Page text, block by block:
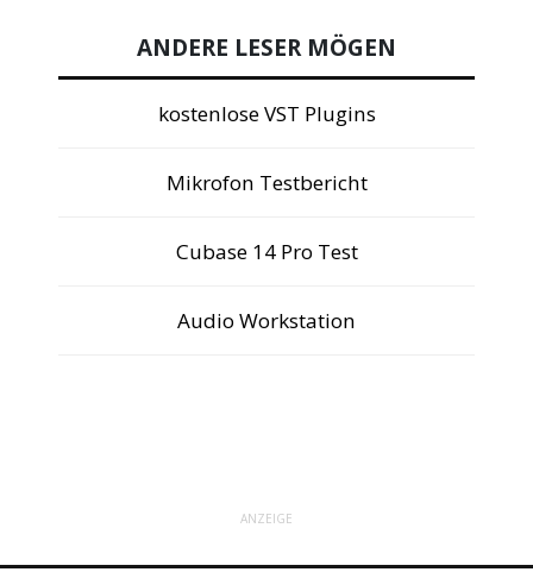
ANDERE LESER MÖGEN
kostenlose VST Plugins
Mikrofon Testbericht
Cubase 14 Pro Test
Audio Workstation
ANZEIGE